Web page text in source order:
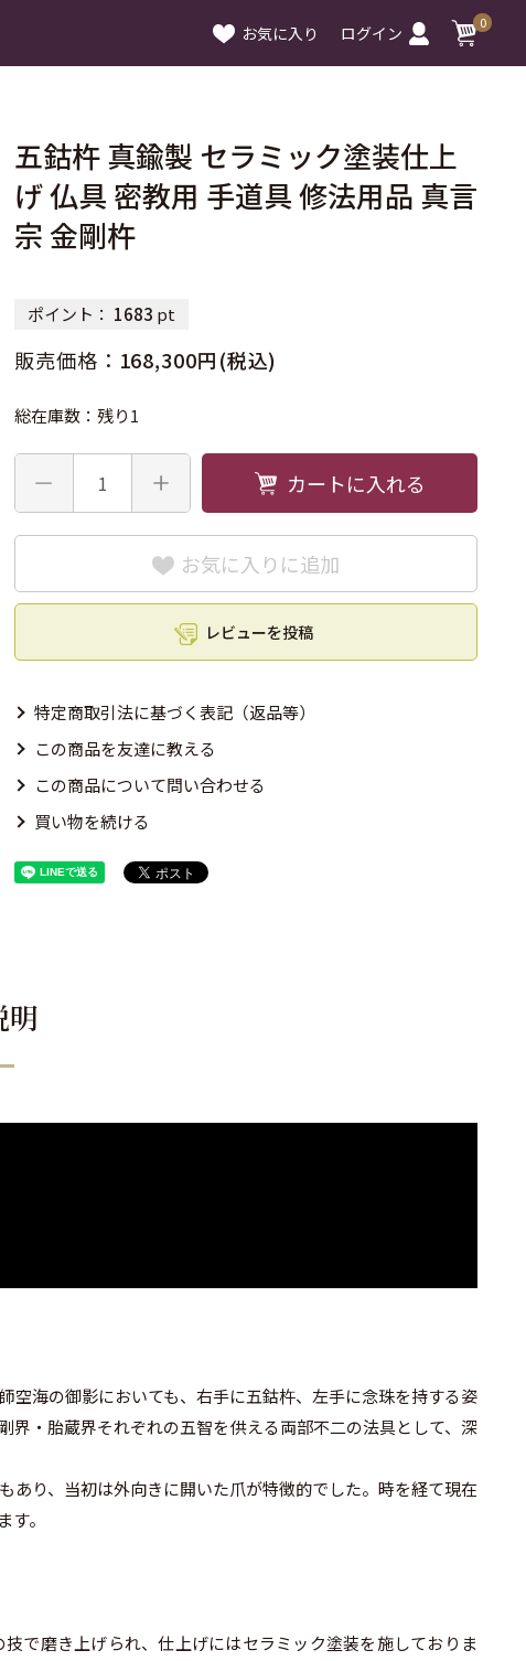
お気に入り ログイン 0
五鈷杵 真鍮製 セラミック塗装仕上
げ 仏具 密教用 手道具 修法用品 真言
宗 金剛杵
ポイント： 1683 pt
販売価格： 168,300円(税込)
総在庫数：残り1
カートに入れる
お気に入りに追加
レビューを投稿
特定商取引法に基づく表記（返品等）
この商品を友達に教える
この商品について問い合わせる
買い物を続ける
明
海の御影においても、右手に五鈷杵、左手に念珠を持する姿
・胎蔵界それぞれの五智を供える両部不二の法具として、深
り、当初は外向きに開いた爪が特徴的でした。時を経て現在
。
で磨き上げられ、仕上げにはセラミック塗装を施しておりま